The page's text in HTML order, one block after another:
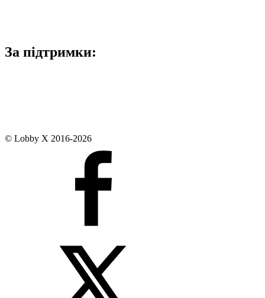
За підтримки:
© Lobby X 2016-2026